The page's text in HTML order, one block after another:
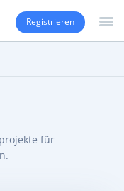
Registrieren
für